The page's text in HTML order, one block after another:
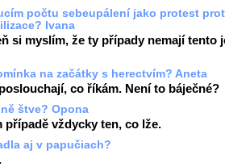
počtu sebeupálení jako protest
Ivana
si myslím, že ty případy nemají tento
na začátky s herectvím? Aneta
co říkám. Není to báječné?
štve? Opona
případě vždycky ten, co lže.
aj v papučiach?